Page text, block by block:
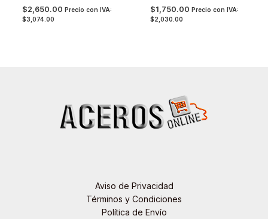
$2,650.00 Precio con IVA:
$3,074.00
$1,750.00 Precio con IVA:
$2,030.00
Aviso de Privacidad
Términos y Condiciones
Política de Envío